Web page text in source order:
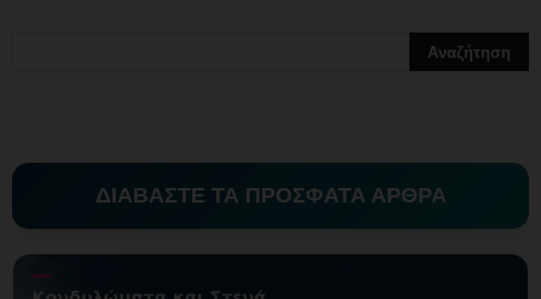
ΔΙΑΒΑΣΤΕ ΤΑ ΠΡΟΣΦΑΤΑ ΑΡΘΡΑ